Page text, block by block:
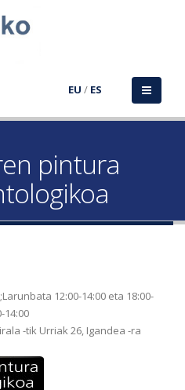
EU / ES
pintura
12:00-14:00 eta 18:00-
14:00
-tik Urriak 26, Igandea -ra